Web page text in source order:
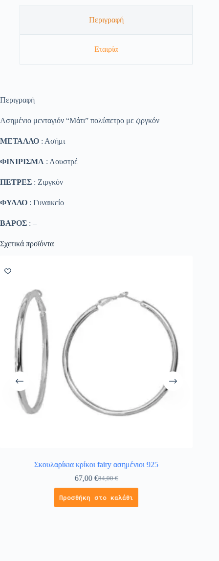
Περιγραφή
Εταιρία
Περιγραφή
Ασημένιο μενταγιόν “Μάτι” πολύπετρο με ζιργκόν
ΜΕΤΑΛΛΟ : Ασήμι
ΦΙΝΙΡΙΣΜΑ : Λουστρέ
ΠΕΤΡΕΣ : Ζιργκόν
ΦΥΛΛΟ : Γυναικείο
ΒΑΡΟΣ : –
Σχετικά προϊόντα
Σκουλαρίκια κρίκοι fairy ασημένιοι 925
84,00€
67,00 €
Προσθήκη στο καλάθι